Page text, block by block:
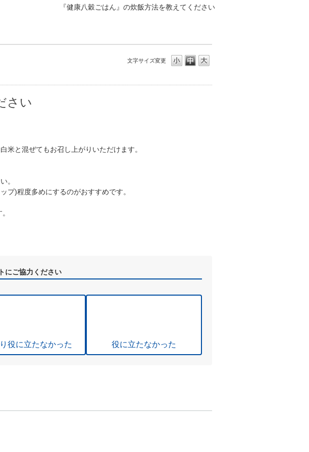
『健康八穀ごはん』の炊飯方法を教えてください
文字サイズ変更
さい
米と混ぜてもお召し上がりいただけます。
。
プ)程度多めにするのがおすすめです。
にご協力ください
役に立たなかった 役に立たなかった